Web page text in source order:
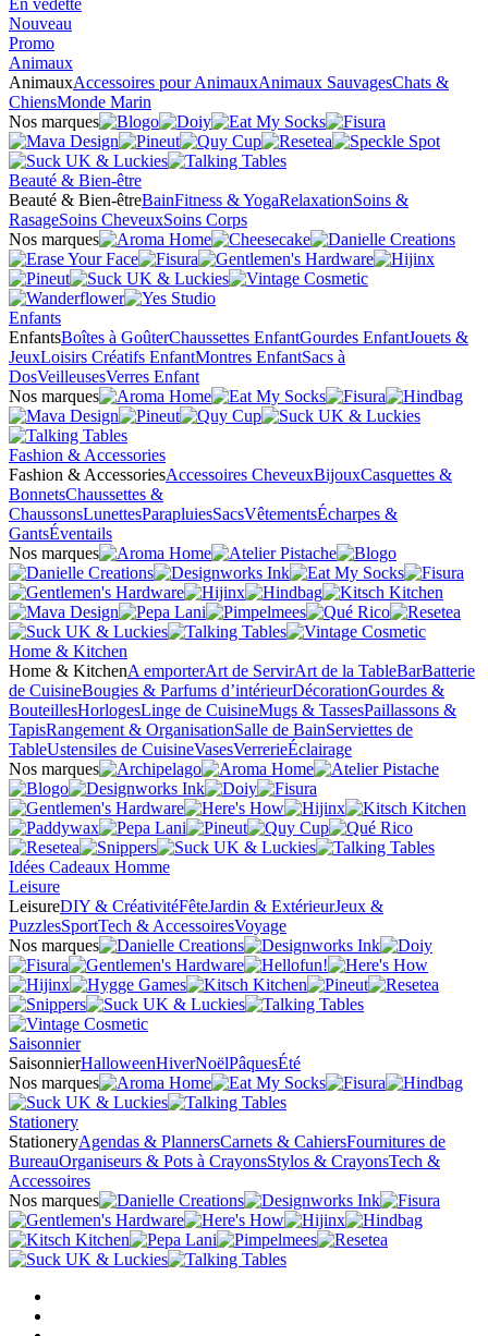
Nouveau
Promo
Animaux
AnimauxAccessoires pour AnimauxAnimaux SauvagesChats &
ChiensMonde Marin
Nos marques
Beauté & Bien-être
Beauté & Bien-êtreBainFitness & YogaRelaxationSoins &
RasageSoins CheveuxSoins Corps
Nos marques
Enfants
EnfantsBoîtes à GoûterChaussettes EnfantGourdes EnfantJouets &
JeuxLoisirs Créatifs EnfantMontres EnfantSacs à
DosVeilleusesVerres Enfant
Nos marques
Fashion & Accessories
Fashion & AccessoriesAccessoires CheveuxBijouxCasquettes &
BonnetsChaussettes &
ChaussonsLunettesParapluiesSacsVêtementsÉcharpes &
GantsÉventails
Nos marques
Home & Kitchen
Home & KitchenA emporterArt de ServirArt de la TableBarBatterie
de CuisineBougies & Parfums d’intérieurDécorationGourdes &
BouteillesHorlogesLinge de CuisineMugs & TassesPaillassons &
TapisRangement & OrganisationSalle de BainServiettes de
TableUstensiles de CuisineVasesVerrerieÉclairage
Nos marques
Idées Cadeaux Homme
Leisure
LeisureDIY & CréativitéFêteJardin & ExtérieurJeux &
PuzzlesSportTech & AccessoiresVoyage
Nos marques
Saisonnier
SaisonnierHalloweenHiverNoëlPâquesÉté
Nos marques
Stationery
StationeryAgendas & PlannersCarnets & CahiersFournitures de
BureauOrganiseurs & Pots à CrayonsStylos & CrayonsTech &
Accessoires
Nos marques